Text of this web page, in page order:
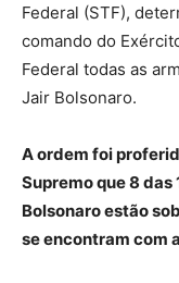
Federal (STF),
comando do
Federal todas as
Jair Bolsonaro.
A ordem foi
Supremo que 8 das
Bolsonaro estão
se encontram com